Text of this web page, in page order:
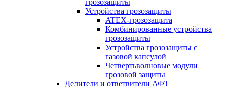
грозозащиты
Устройства грозозащиты
ATEX-грозозащита
Комбинированные устройства
грозозащиты
Устройства грозозащиты с
газовой капсулой
Четвертьволновые модули
грозовой защиты
Делители и ответвители АФТ